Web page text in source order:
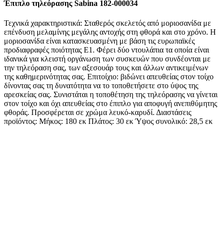
Έπιπλο τηλεόρασης Sabina 182-000034
Τεχνικά χαρακτηριστικά: Σταθερός σκελετός από μοριοσανίδα με
επένδυση μελαμίνης μεγάλης αντοχής στη φθορά και στο χρόνο. Η
μοριοσανίδα είναι κατασκευασμένη με βάση τις ευρωπαϊκές
προδιαφραφές ποιότητας Ε1. Φέρει δύο ντουλάπια τα οποία είναι
ιδανικά για κλειστή οργάνωση των συσκευών που συνδέονται με
την τηλεόραση σας, των αξεσουάρ τους και άλλων αντικειμένων
της καθημερινότητας σας. Επιτοίχιο: βιδώνει απευθείας στον τοίχο
δίνοντας σας τη δυνατότητα να το τοποθετήσετε στο ύψος της
αρεσκείας σας. Συνιστάται η τοποθέτηση της τηλεόρασης να γίνεται
στον τοίχο και όχι απευθείας στο έπιπλο για αποφυγή ανεπιθύμητης
φθοράς. Προσφέρεται σε χρώμα λευκό-καρυδί. Διαστάσεις
προϊόντος: Μήκος: 180 εκ Πλάτος: 30 εκ Ύψος συνολικό: 28,5 εκ